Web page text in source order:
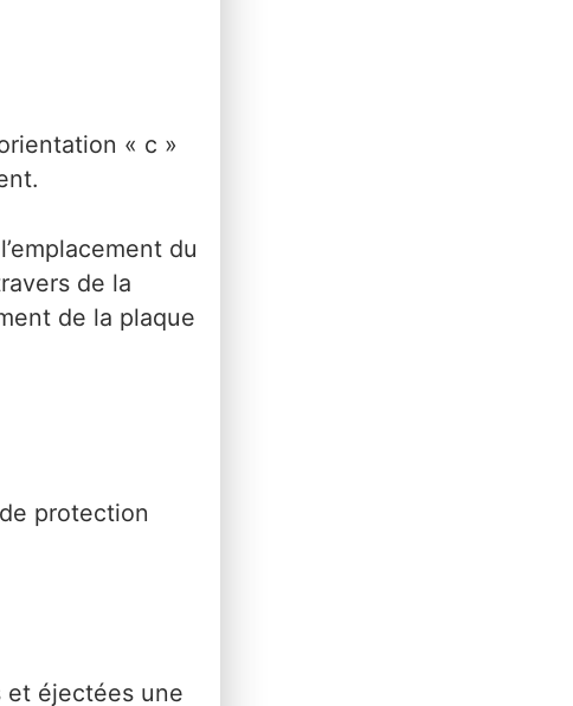
« c »
du
de la
de la plaque
protection
et éjectées une